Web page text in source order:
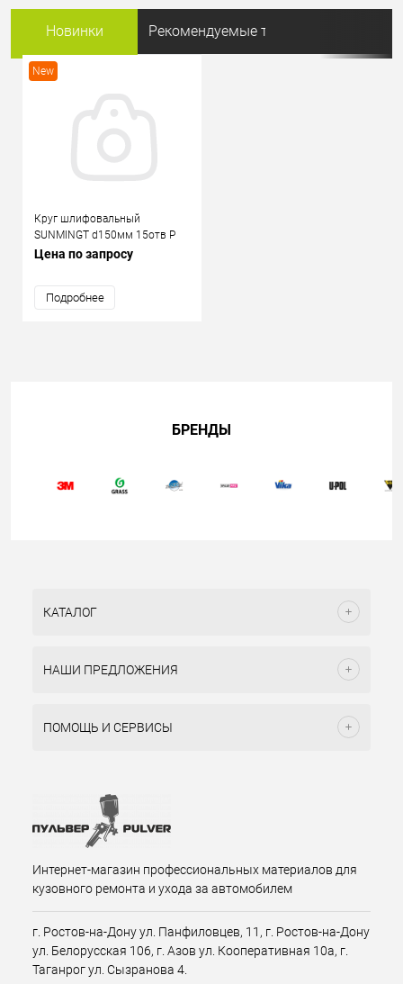
New
Круг шлифовальный
SUNMINGT d150мм 15отв Р
120 липучка, зелёный (корея)
Цена по запросу
Подробнее
БРЕНДЫ
КАТАЛОГ
НАШИ ПРЕДЛОЖЕНИЯ
ПОМОЩЬ И СЕРВИСЫ
Интернет-магазин профессиональных материалов для
кузовного ремонта и ухода за автомобилем
г. Ростов-на-Дону ул. Панфиловцев, 11, г. Ростов-на-Дону
ул. Белорусская 106, г. Азов ул. Кооперативная 10а, г.
Таганрог ул. Сызранова 4.